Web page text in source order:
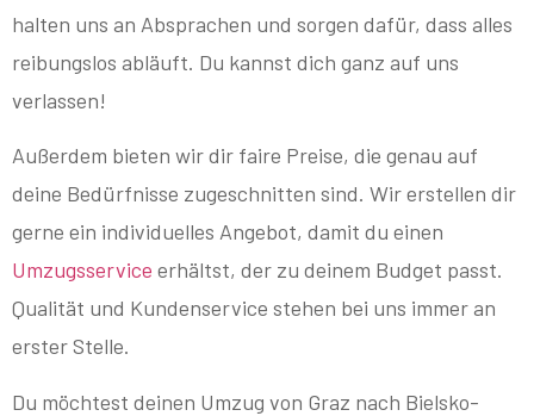
halten uns an Absprachen und sorgen dafür, dass alles
reibungslos abläuft. Du kannst dich ganz auf uns
verlassen!
Außerdem bieten wir dir faire Preise, die genau auf
deine Bedürfnisse zugeschnitten sind. Wir erstellen dir
gerne ein individuelles Angebot, damit du einen
Umzugsservice erhältst, der zu deinem Budget passt.
Qualität und Kundenservice stehen bei uns immer an
erster Stelle.
Du möchtest deinen Umzug von Graz nach Bielsko-